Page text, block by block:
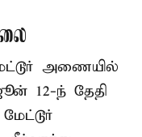
அணையில்
12-ந் தேதி